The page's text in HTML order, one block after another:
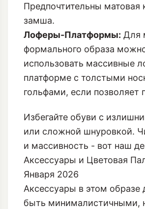
Предпочтительны матовая
замша.
Лоферы-Платформы: Для
формального образа
использовать массивные
платформе с толстыми
гольфами, если позволяет
Избегайте обуви с
или сложной шнуровкой.
и массивность - вот наш
Аксессуары и Цветовая
Января 2026
Аксессуары в этом
быть минималистичными,